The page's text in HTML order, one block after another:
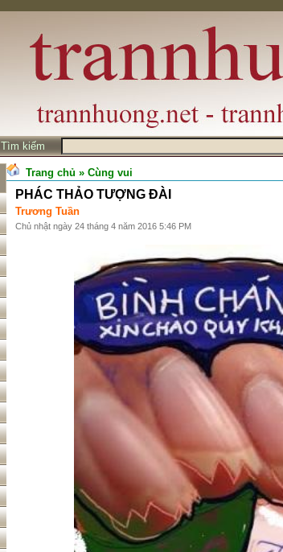
Tìm kiếm
Trang chủ » Cùng vui
PHÁC THẢO TƯỢNG ĐÀI
Trương Tuần
Chủ nhật ngày 24 tháng 4 năm 2016 5:46 PM